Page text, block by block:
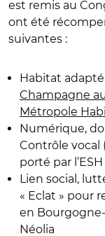
est remis au
ont été
suivantes :
Habitat adapté
Champagne
Métropole
Numérique,
Contrôle vocal
porté par
Lien social,
« Eclat » pour
en
Néolia